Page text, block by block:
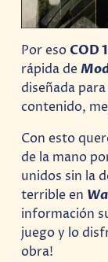
Por eso COD
rápida de
diseñada
contenido,
Con esto
de la mano
unidos sin la
terrible en
información
juego y lo
obra!